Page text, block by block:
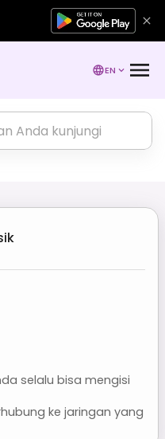
EN
selalu bisa mengisi
ke jaringan yang